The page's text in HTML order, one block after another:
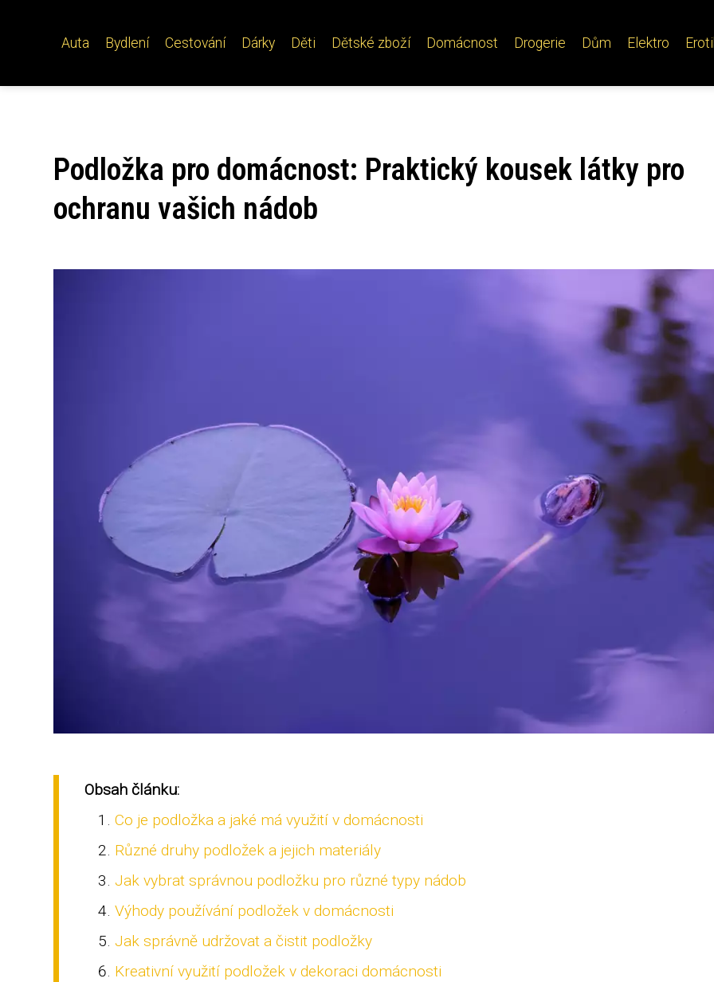
Auta Bydlení Cestování Dárky Děti Dětské zboží Domácnost Drogerie Dům Elektro
Podložka pro domácnost: Praktický kousek látky pro
ochranu vašich nádob
Obsah článku:
Co je podložka a jaké má využití v domácnosti
Různé druhy podložek a jejich materiály
Jak vybrat správnou podložku pro různé typy nádob
Výhody používání podložek v domácnosti
Jak správně udržovat a čistit podložky
Kreativní využití podložek v dekoraci domácnosti